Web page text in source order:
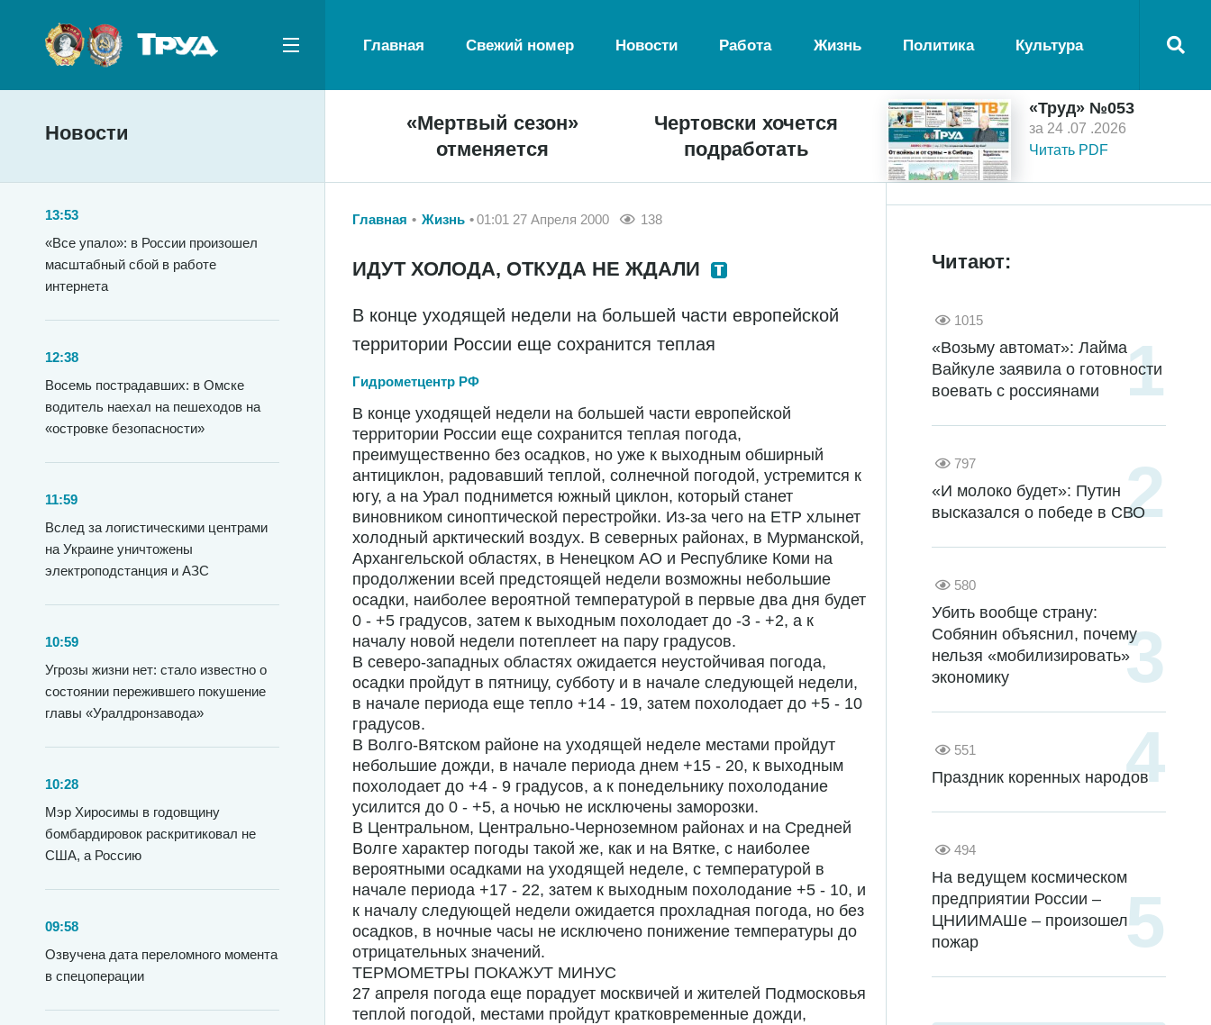
Главная Свежий номер Новости Работа Жизнь Политика Культура
Новости
«Мертвый сезон»
отменяется
Чертовски хочется
подработать
«Труд» №053
за 24 .07 .2026
Читать PDF
13:53
«Все упало»: в России произошел
масштабный сбой в работе
интернета
12:38
Восемь пострадавших: в Омске
водитель наехал на пешеходов на
«островке безопасности»
11:59
Вслед за логистическими центрами
на Украине уничтожены
электроподстанция и АЗС
10:59
Угрозы жизни нет: стало известно о
состоянии пережившего покушение
главы «Уралдронзавода»
10:28
Мэр Хиросимы в годовщину
бомбардировок раскритиковал не
США, а Россию
09:58
Озвучена дата переломного момента
в спецоперации
Главная Жизнь 01:01 27 Апреля 2000 138
ИДУТ ХОЛОДА, ОТКУДА НЕ ЖДАЛИ
В конце уходящей недели на большей части европейской
территории России еще сохранится теплая
Гидрометцентр РФ
В конце уходящей недели на большей части европейской
территории России еще сохранится теплая погода,
преимущественно без осадков, но уже к выходным обширный
антициклон, радовавший теплой, солнечной погодой, устремится к
югу, а на Урал поднимется южный циклон, который станет
виновником синоптической перестройки. Из-за чего на ЕТР хлынет
холодный арктический воздух. В северных районах, в Мурманской,
Архангельской областях, в Ненецком АО и Республике Коми на
продолжении всей предстоящей недели возможны небольшие
осадки, наиболее вероятной температурой в первые два дня будет
0 - +5 градусов, затем к выходным похолодает до -3 - +2, а к
началу новой недели потеплеет на пару градусов.
В северо-западных областях ожидается неустойчивая погода,
осадки пройдут в пятницу, субботу и в начале следующей недели,
в начале периода еще тепло +14 - 19, затем похолодает до +5 - 10
градусов.
В Волго-Вятском районе на уходящей неделе местами пройдут
небольшие дожди, в начале периода днем +15 - 20, к выходным
похолодает до +4 - 9 градусов, а к понедельнику похолодание
усилится до 0 - +5, а ночью не исключены заморозки.
В Центральном, Центрально-Черноземном районах и на Средней
Волге характер погоды такой же, как и на Вятке, с наиболее
вероятными осадками на уходящей неделе, с температурой в
начале периода +17 - 22, затем к выходным похолодание +5 - 10, и
к началу следующей недели ожидается прохладная погода, но без
осадков, в ночные часы не исключено понижение температуры до
отрицательных значений.
ТЕРМОМЕТРЫ ПОКАЖУТ МИНУС
27 апреля погода еще порадует москвичей и жителей Подмосковья
теплой погодой, местами пройдут кратковременные дожди,
Читают:
1015
«Возьму автомат»: Лайма
Вайкуле заявила о готовности
воевать с россиянами
797
«И молоко будет»: Путин
высказался о победе в СВО
580
Убить вообще страну:
Собянин объяснил, почему
нельзя «мобилизировать»
экономику
551
Праздник коренных народов
494
На ведущем космическом
предприятии России –
ЦНИИМАШе – произошел
пожар